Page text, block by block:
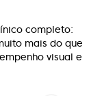
completo:
mais do que
visual e